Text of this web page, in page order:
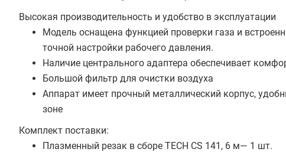
Высокая производительность и удобство в эксплуатации
Модель оснащена функцией проверки газа и
точной настройки рабочего давления.
Наличие центрального адаптера обеспечивает
Большой фильтр для очистки воздуха
Аппарат имеет прочный металлический корпус,
зоне
​​​​​Комплект поставки:
Плазменный резак в сборе TECH CS 141, 6 м— 1 шт.